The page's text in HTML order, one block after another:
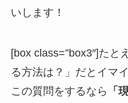
いします！
[box class=”box3″]たと
る方法は？」だとイマイ
この質問をするなら
「